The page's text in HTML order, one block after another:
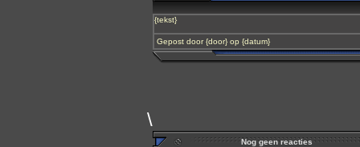
{tekst}
Gepost door {door} op {datum}
\
Nog geen reacties